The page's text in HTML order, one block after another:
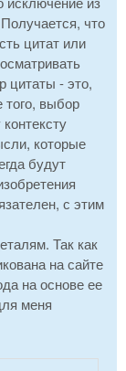
что
цитат или
цитаты - это,
того, выбор
которые
будут
с этим
Так как
на сайте
на основе ее
меня